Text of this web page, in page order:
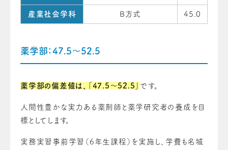
産業社会学科 B方式 45.0
薬学部：47.5～52.5
薬学部の偏差値は、「47.5〜52.5」 です。
人間性豊かな実力ある薬剤師と薬学研究者の養成を目
標としてします。
実務実習事前学習（6年生課程）を実施し、学費も名城